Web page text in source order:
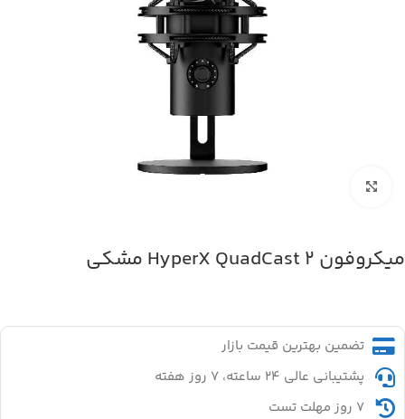
میکروفون HyperX QuadCast 2 مشکی
تضمین بهترین قیمت بازار
پشتیبانی عالی ۲۴ ساعته، ۷ روز هفته
۷ روز مهلت تست